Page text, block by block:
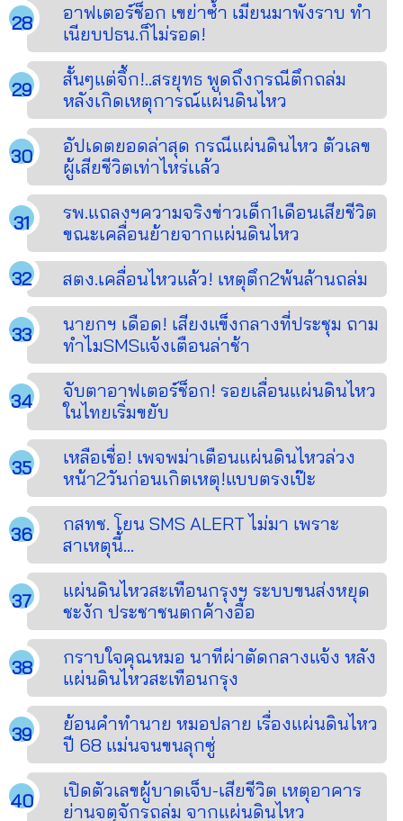
อาฟเตอร์ช็อก เขย่าซ้ำ เมียนมาพังราบ ทำ
เนียบปธน.ก็ไม่รอด!
สั้นๆแต่จึ้ก!..สรยุทธ พูดถึงกรณีตึกถล่ม
หลังเกิดเหตุการณ์แผ่นดินไหว
อัปเดตยอดล่าสุด กรณีแผ่นดินไหว ตัวเลข
ผู้เสียชีวิตเท่าไหร่เเล้ว
รพ.แถลงฯความจริงข่าวเด็ก1เดือนเสียชีวิต
ขณะเคลื่อนย้ายจากแผ่นดินไหว
สตง.เคลื่อนไหวแล้ว! เหตุตึก2พ้นล้านถล่ม
นายกฯ เดือด! เสียงแข็งกลางที่ประชุม ถาม
ทำไมSMSแจ้งเตือนล่าช้า
จับตาอาฟเตอร์ช็อก! รอยเลื่อนแผ่นดินไหว
ในไทยเริ่มขยับ
เหลือเชื่อ! เพจพม่าเตือนแผ่นดินไหวล่วง
หน้า2วันก่อนเกิตเหตุ!แบบตรงเป๊ะ
กสทช. โยน SMS ALERT ไม่มา เพราะ
สาเหตุนี้...
แผ่นดินไหวสะเทือนกรุงฯ ระบบขนส่งหยุด
ชะงัก ประชาชนตกค้างอื้อ
กราบใจคุณหมอ นาทีผ่าตัดกลางแจ้ง หลัง
แผ่นดินไหวสะเทือนกรุง
ย้อนคำทำนาย หมอปลาย เรื่องแผ่นดินไหว
ปี 68 แม่นจนขนลุกซู่
เปิดตัวเลขผู้บาดเจ็บ-เสียชีวิต เหตุอาคาร
ย่านจตุจักรถล่ม จากแผ่นดินไหว